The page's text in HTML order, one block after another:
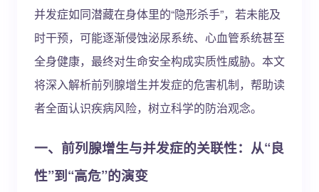
并发症如同潜藏在身体里的“隐形杀手”，若未能及
时干预，可能逐渐侵蚀泌尿系统、心血管系统甚至
全身健康，最终对生命安全构成实质性威胁。本文
将深入解析前列腺增生并发症的危害机制，帮助读
者全面认识疾病风险，树立科学的防治观念。
一、前列腺增生与并发症的关联性：从“良
性”到“高危”的演变